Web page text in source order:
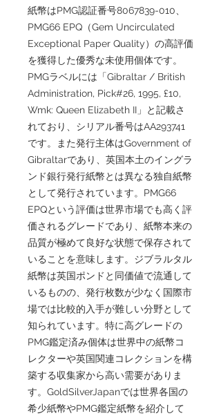
紙幣はPMG認証番号8067839-010、
PMG66 EPQ（Gem Uncirculated
Exceptional Paper Quality）の高評価
を獲得した優秀な未使用個体です。
PMGラベルには「Gibraltar / British
Administration, Pick#26, 1995, £10,
Wmk: Queen Elizabeth II」と記載さ
れており、シリアル番号はAA293741
です。また発行主体はGovernment of
Gibraltarであり、英国本土のイングラ
ンド銀行発行紙幣とは異なる独自紙幣
として発行されています。PMG66
EPQという評価は世界市場でも高く評
価されるグレードであり、紙幣本来の
品質が極めて良好な状態で保存されて
いることを意味します。ジブラルタル
紙幣は英国ポンドと同価値で流通して
いるものの、発行枚数が少なく国際市
場では比較的入手が難しい分野として
知られています。特に高グレードの
PMG鑑定済み個体は世界中の紙幣コ
レクターや英国関連コレクションを構
築する収集家から高い需要がありま
す。GoldSilverJapanでは世界各国の
希少紙幣やPMG鑑定紙幣を紹介して